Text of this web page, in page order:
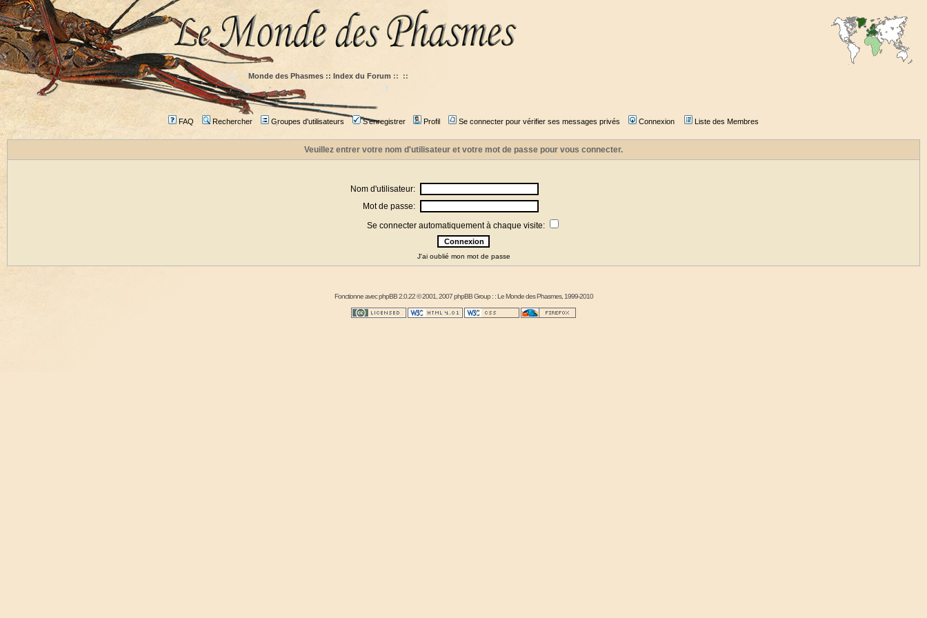
Monde des Phasmes :: Index du Forum :: ::
FAQ Rechercher Groupes d'utilisateurs S'enregistrer Profil Se connecter pour vérifier ses messages privés Connexion Liste des Membres
Veuillez entrer votre nom d'utilisateur et votre mot de passe pour vous connecter.
Nom d'utilisateur:
Mot de passe:
Se connecter automatiquement à chaque visite:
J'ai oublié mon mot de passe
Fonctionne avecphpBB2.0.22 © 2001, 2007 phpBB Group : :Le Monde des Phasmes, 1999-2010